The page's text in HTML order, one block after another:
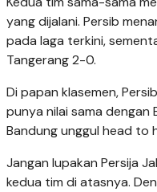
yang dijalani. Persib
pada laga terkini,
Tangerang 2-0.
Di papan klasemen,
punya nilai sama dengan
Bandung unggul head to
Jangan lupakan Persija
kedua tim di atasnya.